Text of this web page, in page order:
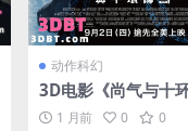
动作科幻
3D电影《尚气与十
3D》左右分屏格式
1 月前 0 0